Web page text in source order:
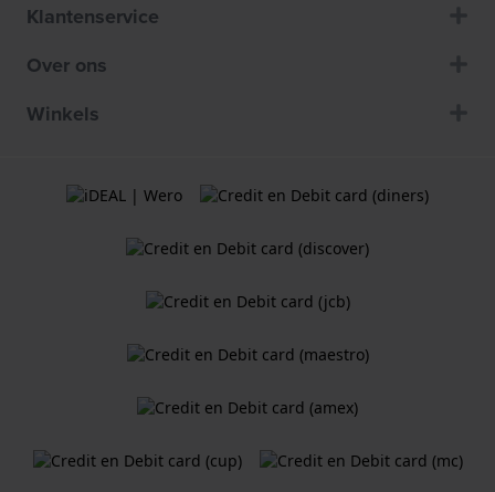
Klantenservice
Over ons
Winkels